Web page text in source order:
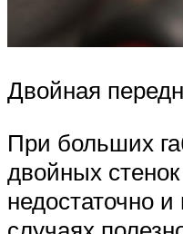
Двойная
При больших
двойных
недостаточно